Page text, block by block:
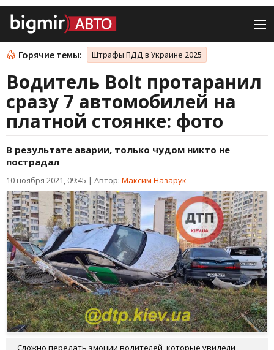
Горячие темы: Штрафы ПДД в Украине 2025
Водитель Bolt протаранил
сразу 7 автомобилей на
платной стоянке: фото
В результате аварии, только чудом никто не
пострадал
10 ноября 2021, 09:45 | Автор: Максим Назарук
Сложно передать эмоции водителей, которые увидели